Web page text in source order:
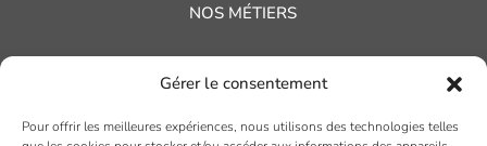
Gérer le consentement
Pour offrir les meilleures expériences, nous utilisons des technologies telles
NOS MÉTIERS
NOS ACTUALITÉS